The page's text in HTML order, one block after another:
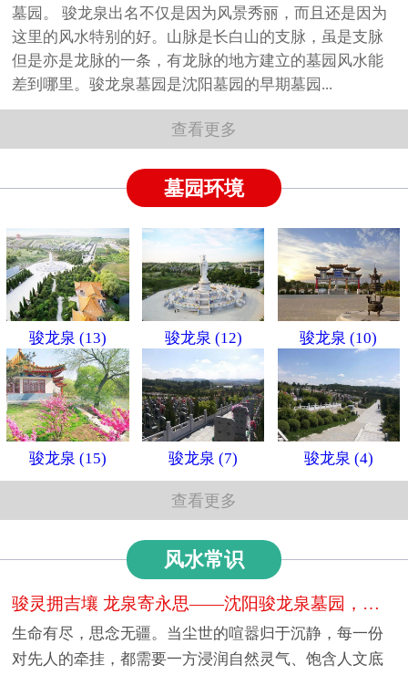
墓园。 骏龙泉出名不仅是因为风景秀丽，而且还是因为
这里的风水特别的好。山脉是长白山的支脉，虽是支脉
但是亦是龙脉的一条，有龙脉的地方建立的墓园风水能
差到哪里。骏龙泉墓园是沈阳墓园的早期墓园...
查看更多
墓园环境
骏龙泉 (13) 骏龙泉 (12) 骏龙泉 (10)
骏龙泉 (15) 骏龙泉 (7) 骏龙泉 (4)
查看更多
风水常识
骏灵拥吉壤 龙泉寄永思——沈阳骏龙泉墓园，山水间的生态人文安息福地
生命有尽，思念无疆。当尘世的喧嚣归于沉静，每一份
对先人的牵挂，都需要一方浸润自然灵气、饱含人文底